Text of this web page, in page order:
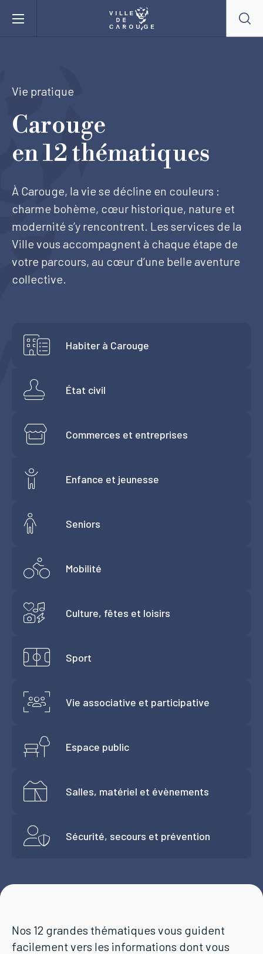
Mairie
Vie pratique
Actualités
Agenda
Lieux
Démarches
Vie pratique
Carouge
en 12 thématiques
À Carouge, la vie se décline en couleurs :
charme bohème, cœur historique, nature et
modernité s’y rencontrent. Les services de la
Ville vous accompagnent à chaque étape de
votre parcours, au cœur d’une belle aventure
collective.
Habiter à Carouge
État civil
Commerces et entreprises
Enfance et jeunesse
Seniors
Mobilité
Culture, fêtes et loisirs
Sport
Vie associative et participative
Espace public
Salles, matériel et évènements
Sécurité, secours et prévention
Nos 12 grandes thématiques vous guident
facilement vers les informations dont vous